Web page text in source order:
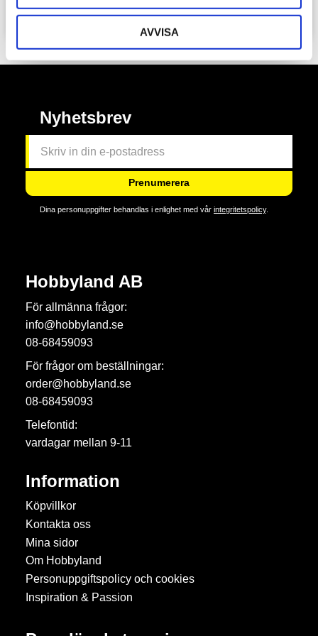
AVVISA
Nyhetsbrev
Prenumerera
Dina personuppgifter behandlas i enlighet med vår integritetspolicy.
Hobbyland AB
För allmänna frågor:
info@hobbyland.se
08-68459093
För frågor om beställningar:
order@hobbyland.se
08-68459093
Telefontid:
vardagar mellan 9-11
Information
Köpvillkor
Kontakta oss
Mina sidor
Om Hobbyland
Personuppgiftspolicy och cookies
Inspiration & Passion